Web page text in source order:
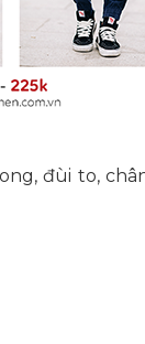
đùi to,